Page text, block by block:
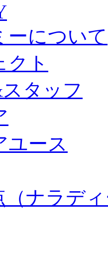
ーについて
クト
タッフ
ユース
（ナラデ